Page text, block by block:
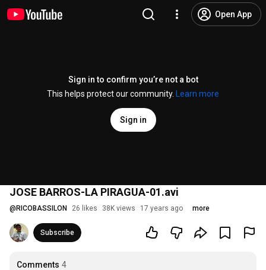
Open App
Sign in to confirm you’re not a bot
This helps protect our community.
Learn more
Sign in
JOSE BARROS-LA PIRAGUA-01.avi
@ RICOBASSILON 26 likes 38K views 17 years ago more
Subscribe
Comments 4